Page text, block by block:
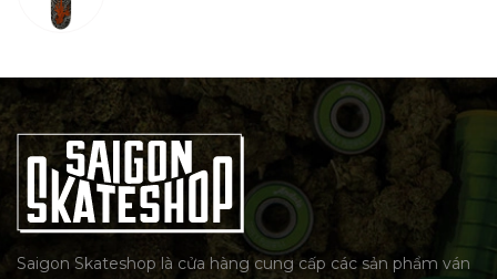
Saigon Skateshop là cửa hàng cung cấp các sản phẩm ván